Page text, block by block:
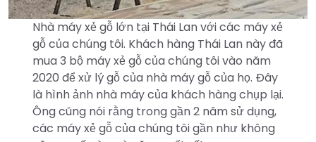
Nhà máy xẻ gỗ lớn tại Thái Lan với các máy xẻ
gỗ của chúng tôi. Khách hàng Thái Lan này đã
mua 3 bộ máy xẻ gỗ của chúng tôi vào năm
2020 để xử lý gỗ của nhà máy gỗ của họ. Đây
là hình ảnh nhà máy của khách hàng chụp lại.
Ông cũng nói rằng trong gần 2 năm sử dụng,
các máy xẻ gỗ của chúng tôi gần như không